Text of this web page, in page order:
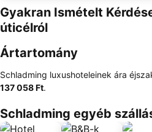
Gyakran Ismételt
úticélról
Ártartomány
Schladming luxushoteleinek ára
137 058 Ft.
Schladming egyéb